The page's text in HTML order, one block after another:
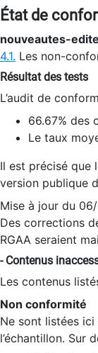
État de
nouveautes-
4.1. Les non-
Résultat des tests
L’audit de
66.67% des
Le taux
Il est précisé que
version publique
Mise à jour du
Des corrections
RGAA seraient
- Contenus
Les contenus
Non conformité
Ne sont listées
l’échantillon. Sur